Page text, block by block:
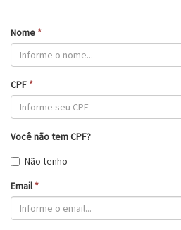
Nome *
CPF *
Você não tem CPF?
Não tenho
Email*